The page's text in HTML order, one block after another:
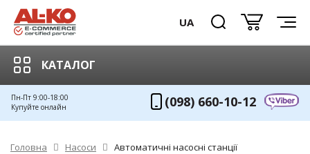
UA
КАТАЛОГ
Пн-Пт 9:00-18:00
Купуйте онлайн
(098) 660-10-12
Головна Насоси Автоматичні насосні станції